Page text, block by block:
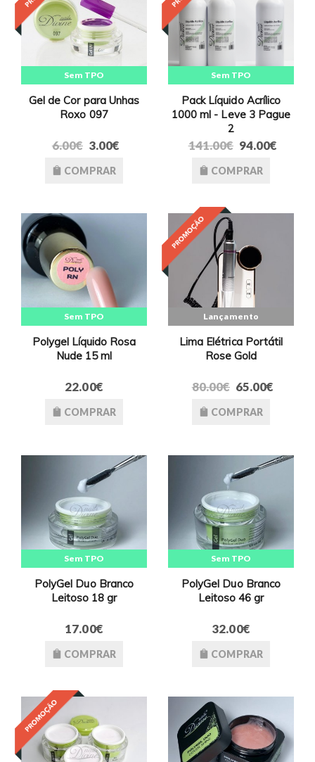
Sem TPO
Gel de Cor para Unhas
Roxo 097
6.00€ 3.00€
COMPRAR
Sem TPO
Pack Líquido Acrílico
1000 ml - Leve 3 Pague
2
141.00€ 94.00€
COMPRAR
Sem TPO
Polygel Líquido Rosa
Nude 15 ml
22.00€
COMPRAR
Lançamento
Lima Elétrica Portátil
Rose Gold
80.00€ 65.00€
COMPRAR
Sem TPO
PolyGel Duo Branco
Leitoso 18 gr
17.00€
COMPRAR
Sem TPO
PolyGel Duo Branco
Leitoso 46 gr
32.00€
COMPRAR